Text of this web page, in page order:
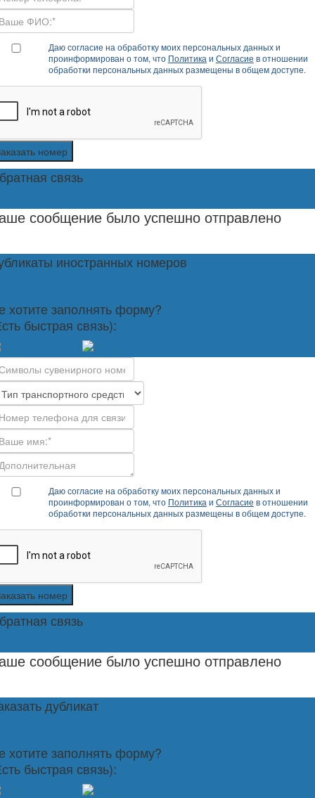
Даю согласие на обработку моих персональных данных и
проинформирован о том, что Политика и Согласие в отношении
обработки персональных данных размещены в общем доступе.
номер
связь
сообщение было успешно отправлено
иностранных номеров
хотите заполнять форму?
быстрая связь):
Даю согласие на обработку моих персональных данных и
проинформирован о том, что Политика и Согласие в отношении
обработки персональных данных размещены в общем доступе.
номер
связь
сообщение было успешно отправлено
дубликат
хотите заполнять форму?
быстрая связь):